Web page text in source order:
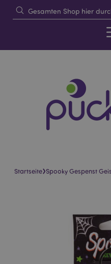
Startseite›Spooky Gespenst